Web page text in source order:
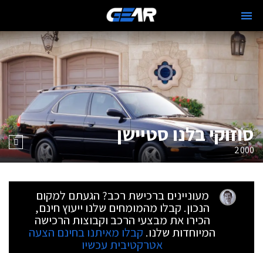
סוזוקי בלנו סטיישן
2000
מעוניינים ברכישת רכב? הגעתם למקום
הנכון. קבלו מהמומחים שלנו ייעוץ חינם,
הכירו את מבצעי הרכב וקבוצות הרכישה
המיוחדות שלנו. קבלו מאיתנו בחינם הצעה
אטרקטיבית עכשיו